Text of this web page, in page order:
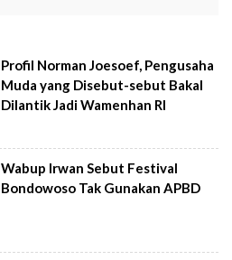
Profil Norman Joesoef, Pengusaha
Muda yang Disebut-sebut Bakal
Dilantik Jadi Wamenhan RI
Wabup Irwan Sebut Festival
Bondowoso Tak Gunakan APBD